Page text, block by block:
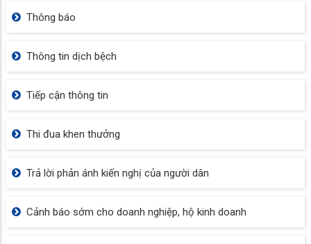
Thông báo
Thông tin dịch bệch
Tiếp cận thông tin
Thi đua khen thưởng
Trả lời phản ánh kiến nghị của người dân
Cảnh báo sớm cho doanh nghiệp, hộ kinh doanh